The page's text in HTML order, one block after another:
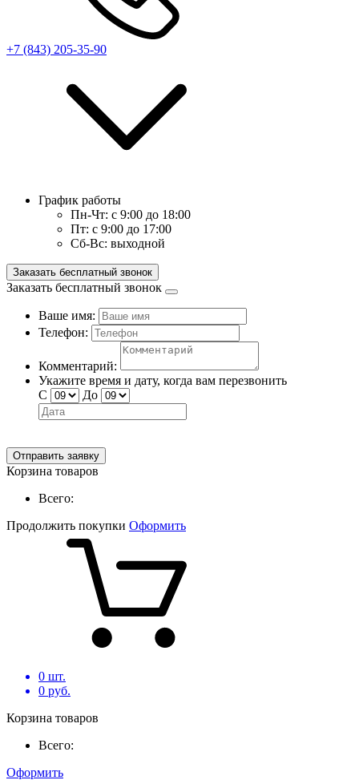
+7 (843) 205-35-90
График работы
Пн-Чт: с 9:00 до 18:00
Пт: с 9:00 до 17:00
Сб-Вс: выходной
Заказать бесплатный звонок
Заказать бесплатный звонок
Ваше имя:
Телефон:
Комментарий:
Укажите время и дату, когда вам перезвонить
С
До
Отправить заявку
Корзина товаров
Всего:
Продолжить покупки Оформить
0 шт.
0 руб.
Корзина товаров
Всего:
Оформить